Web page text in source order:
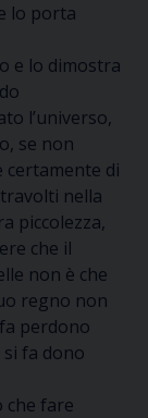
lo porta
e lo dimostra
l’universo,
, se non
certamente di
nella
piccolezza,
che il
non è che
regno non
perdono
fa dono
che fare